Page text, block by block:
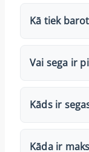
Kā tiek
Vai sega ir
Kāds ir
Kāda ir